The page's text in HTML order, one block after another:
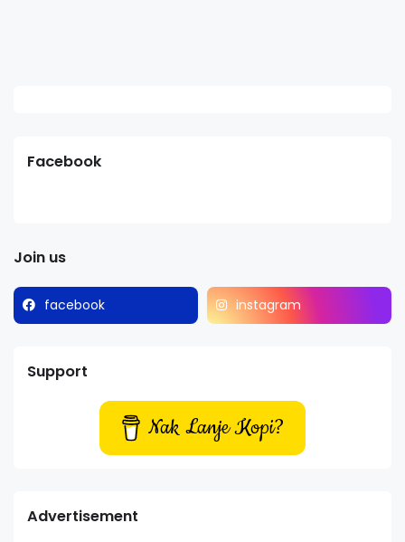
Facebook
Join us
facebook instagram
Support
Nak Lanje Kopi?
Advertisement